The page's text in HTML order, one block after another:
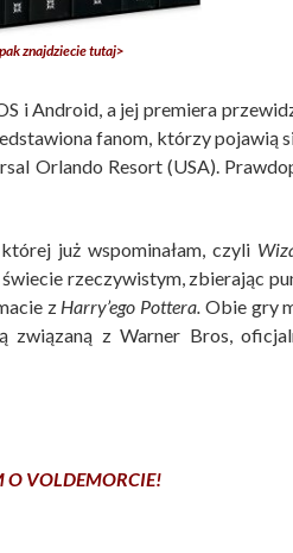
znajdziecie tutaj>
i Android, a jej premiera
fanom, którzy pojawią
Orlando Resort (USA).
już wspominałam, czyli
rzeczywistym, zbierając
z Harry’ego Pottera. Obie gry
z Warner Bros,
O VOLDEMORCIE!